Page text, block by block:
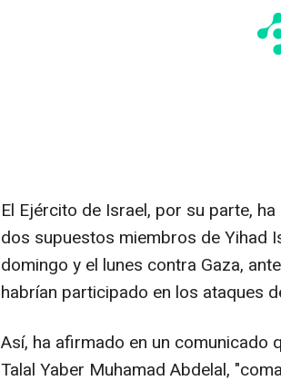
El Ejército de Israel, por su parte,
dos supuestos miembros de Yihad
domingo y el lunes contra Gaza,
habrían participado en los ataques
Así, ha afirmado en un comunicado
Talal Yaber Muhamad Abdelal,